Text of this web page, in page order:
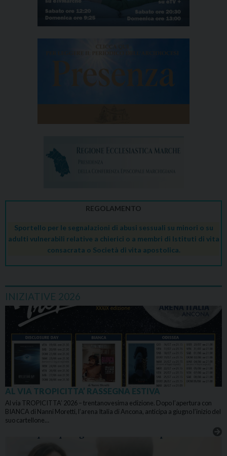
REGOLAMENTO
Sportello per le segnalazioni di abusi sessuali su minori o su
adulti vulnerabili relative a chierici o a membri di Istituti di vita
consacrata o Società di vita apostolica.
INIZIATIVE 2026
AL VIA TROPICITTA’ RASSEGNA ESTIVA
Al via TROPICITTA’ 2026 – trentanovesima edizione. Dopo l’apertura con
BIANCA di Nanni Moretti, l’arena Italia di Ancona, anticipa a giugno l’inizio del
suo cartellone…